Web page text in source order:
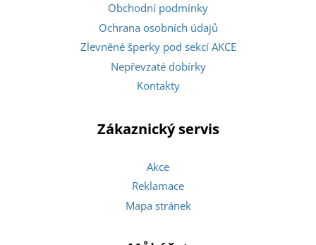
Obchodní podmínky
Ochrana osobních údajů
Zlevněné šperky pod sekcí AKCE
Nepřevzaté dobírky
Kontakty
Zákaznický servis
Akce
Reklamace
Mapa stránek